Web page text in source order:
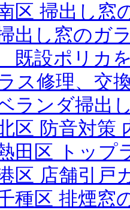
区 掃出し窓
出し窓の
既設ポリカ
ス修理、交
ランダ掃出
区 防音対策
田区 トップ
区 店舗引戸
種区 排煙窓